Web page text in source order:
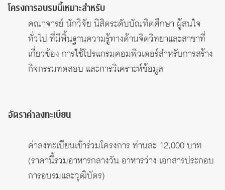
โครงการอบรมนี้เหมาะสำหรับ
คณาจารย์ นักวิจัย นิสิตระดับบัณฑิตศึกษา ผู้สนใจ
ทั่วไป ที่มีพื้นฐานความรู้ทางด้านจิตวิทยาและสาขาที่
เกี่ยวข้อง การใช้โปรแกรมคอมพิวเตอร์สำหรับการสร้าง
กิจกรรมทดสอบ และการวิเคราะห์ข้อมูล
อัตราค่าลงทะเบียน
ค่าลงทะเบียนเข้าร่วมโครงการ ท่านละ 12,000 บาท
(ราคานี้รวมอาหารกลางวัน อาหารว่าง เอกสารประกอบ
การอบรมและวุฒิบัตร)